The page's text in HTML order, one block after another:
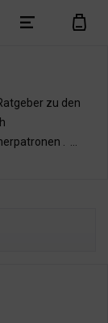
menu cart
zu den
. ...